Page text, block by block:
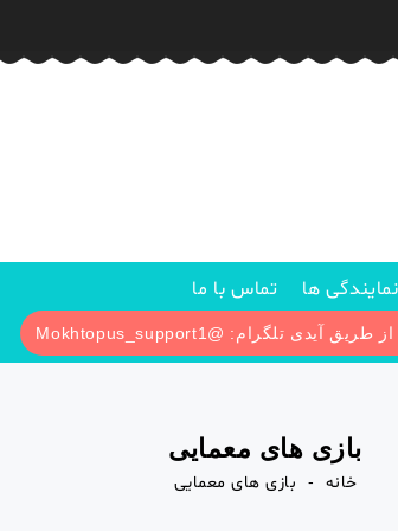
نمایندگی ها تماس با ما
بازی های معمایی
خانه بازی های معمایی